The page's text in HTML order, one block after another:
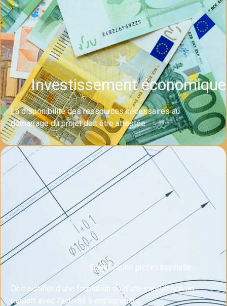
Investissement économique
La disponibilité des ressources nécessaires au
démarrage du projet doit être attestée.
Qualification professionnelle
Doit justifier d'une formation ou d'une expérience en
rapport avec l'activité à entreprendre